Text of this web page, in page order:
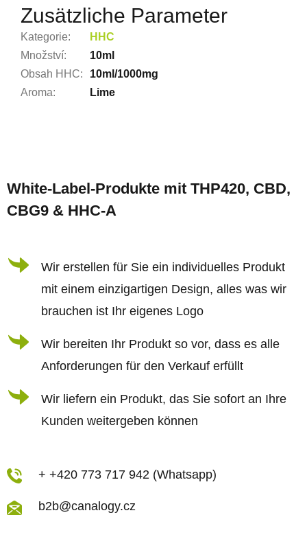
Zusätzliche Parameter
Kategorie:
HHC
Množství:
10ml
Obsah HHC:
10ml/1000mg
Aroma: Lime
u
ß
z
White-Label-Produkte mit THP420, CBD,
CBG9 & HHC-A
Wir erstellen für Sie ein individuelles Produkt
mit einem einzigartigen Design, alles was wir
brauchen ist Ihr eigenes Logo
Wir bereiten Ihr Produkt so vor, dass es alle
Anforderungen für den Verkauf erfüllt
Wir liefern ein Produkt, das Sie sofort an Ihre
Kunden weitergeben können
+ +420 773 717 942 (Whatsapp)
b2b@canalogy.cz